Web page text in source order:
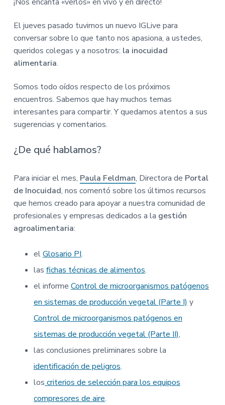
El jueves pasado tuvimos un nuevo IGLive para
conversar sobre lo que tanto nos apasiona, a ustedes,
queridos colegas y a nosotros: la inocuidad
alimentaria.
Somos todo oídos respecto de los próximos
encuentros. Sabemos que hay muchos temas
interesantes para compartir. Y quedamos atentos a sus
sugerencias y comentarios.
¿De qué hablamos?
Para iniciar el mes, Paula Feldman, Directora de Portal
de Inocuidad, nos comentó sobre los últimos recursos
que hemos creado para apoyar a nuestra comunidad de
profesionales y empresas dedicados a la gestión
agroalimentaria:
elGlosario PI.
las fichas técnicas de alimentos.
el informe Control de microorganismos patógenos
en sistemas de producción vegetal (Parte I) y
Control de microorganismos patógenos en
sistemas de producción vegetal (Parte II),
las conclusiones preliminares sobre la
identificación de peligros.
los criterios de selección para los equipos
compresores de aire.
con
los
lectores